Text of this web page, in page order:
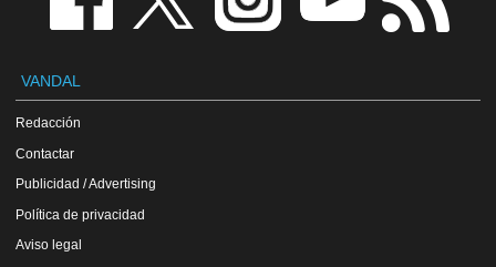
VANDAL
Redacción
Contactar
Publicidad / Advertising
Política de privacidad
Aviso legal